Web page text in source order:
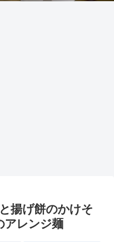
揚げ餅のかけそ
アレンジ麺